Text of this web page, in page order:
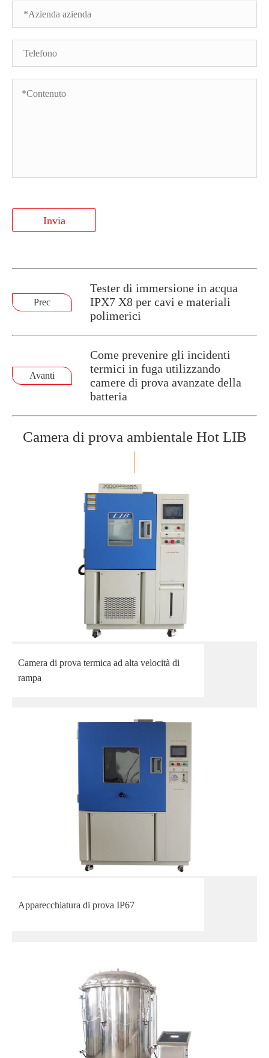
Invia
Prec
Tester di immersione in acqua
IPX7 X8 per cavi e materiali
polimerici
Avanti
Come prevenire gli incidenti
termici in fuga utilizzando
camere di prova avanzate della
batteria
Camera di prova ambientale Hot LIB
Camera di prova termica ad alta velocità di
rampa
Apparecchiatura di prova IP67